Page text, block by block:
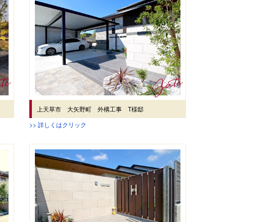
上天草市 大矢野町 外構工事 T様邸
>> 詳しくはクリック